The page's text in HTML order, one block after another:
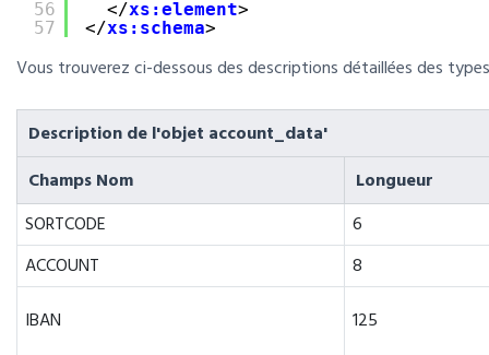
56
57
</xs:element>
</xs:schema>
Vous trouverez ci-dessous des descriptions détaillées des
Description de l'objet account_data'
Champs Nom
Longueur
SORTCODE
6
ACCOUNT
8
IBAN
125